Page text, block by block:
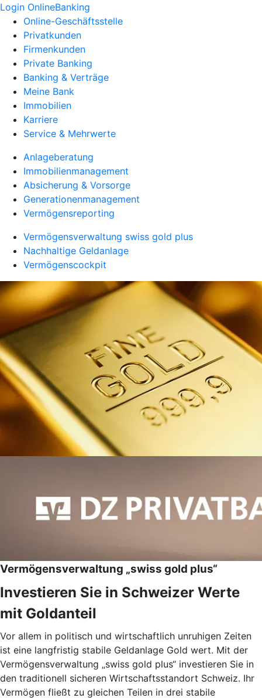
Login OnlineBanking
Online-Geschäftsstelle
Privatkunden
Firmenkunden
Private Banking
Banking & Verträge
Meine Bank
Immobilien
Karriere
Service & Mehrwerte
Anlageberatung
Immobilienmanagement
Absicherung & Vorsorge
Generationenmanagement
Vermögensreporting
Vermögensverwaltung swiss gold plus
Nachhaltige Geldanlage
Vermögenscockpit
Vermögensverwaltung „swiss gold plus“
Investieren Sie in Schweizer Werte
mit Goldanteil
Vor allem in politisch und wirtschaftlich unruhigen Zeiten
ist eine langfristig stabile Geldanlage Gold wert. Mit der
Vermögensverwaltung „swiss gold plus“ investieren Sie in
den traditionell sicheren Wirtschaftsstandort Schweiz. Ihr
Vermögen fließt zu gleichen Teilen in drei stabile